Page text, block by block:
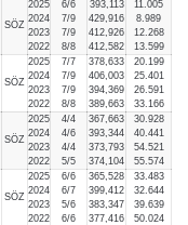
SÖZ
2025
2024
2023
2022
6/6
7/9
7/9
8/8
393,113
429,916
412,926
412,582
11.005
8.989
12.268
13.599
SÖZ
2025
2024
2023
2022
7/7
7/9
7/9
8/8
378,633
406,003
394,369
389,663
20.199
25.401
26.591
33.166
SÖZ
2025
2024
2023
2022
4/4
4/6
4/4
5/5
367,663
393,344
373,793
374,104
30.928
40.441
54.521
55.574
SÖZ
2025
2024
2023
2022
6/6
6/7
5/6
6/6
365,528
399,412
383,347
377,416
33.483
32.644
39.639
50.024